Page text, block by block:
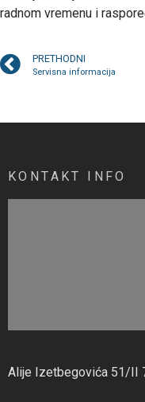
radnom vremenu i
PRETHODNI
Servisna informacija
KONTAKT INFO
Alije Izetbegovića 51/II